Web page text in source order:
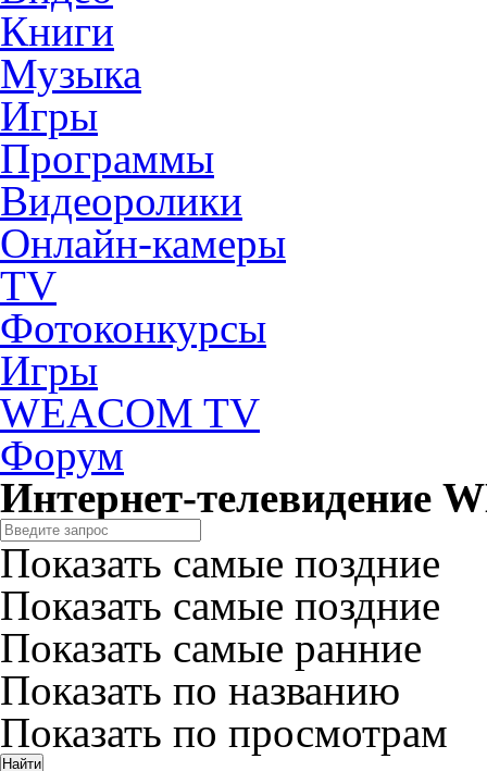
Книги
Музыка
Игры
Программы
Видеоролики
Онлайн-камеры
TV
Фотоконкурсы
Игры
WEACOM TV
Форум
Интернет-телевидение
Показать самые поздние
Показать самые поздние
Показать самые ранние
Показать по названию
Показать по просмотрам